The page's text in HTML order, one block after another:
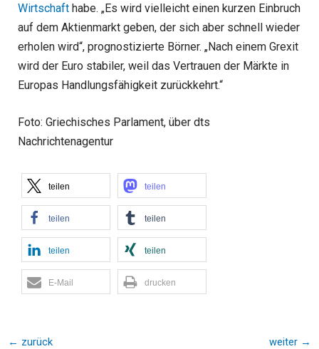
Wirtschaft habe. „Es wird vielleicht einen kurzen Einbruch
auf dem Aktienmarkt geben, der sich aber schnell wieder
erholen wird“, prognostizierte Börner. „Nach einem Grexit
wird der Euro stabiler, weil das Vertrauen der Märkte in
Europas Handlungsfähigkeit zurückkehrt.“
Foto: Griechisches Parlament, über dts
Nachrichtenagentur
teilen teilen
teilen teilen
teilen teilen
E-Mail drucken
← zurück weiter →